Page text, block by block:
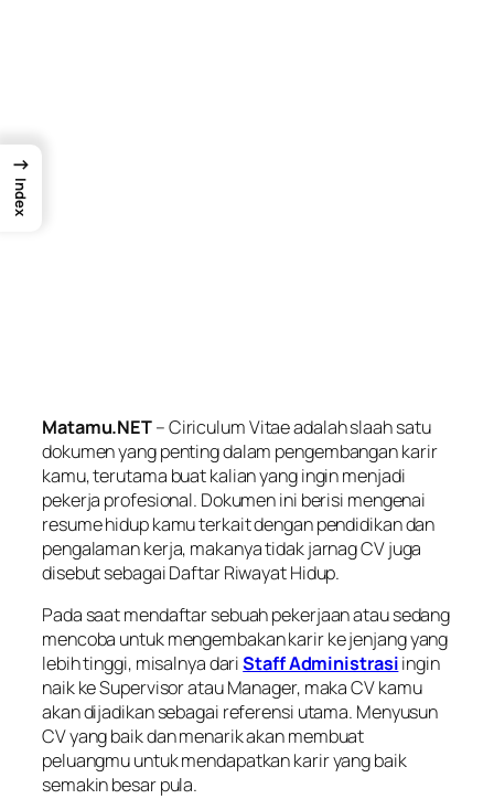
Matamu.NET–Ciriculum Vitaeadalah slaah satu
dokumen yang penting dalam pengembangan karir
kamu, terutama buat kalian yang ingin menjadi
pekerja profesional. Dokumen ini berisi mengenai
resume hidup kamu terkait dengan pendidikan dan
pengalaman kerja, makanya tidak jarnag CV juga
disebut sebagai Daftar Riwayat Hidup.
Pada saat mendaftar sebuah pekerjaan atau sedang
mencoba untuk mengembakan karir ke jenjang yang
lebih tinggi, misalnya dariStaff Administrasiingin
naik ke Supervisor atau Manager, maka CV kamu
akan dijadikan sebagai referensi utama. Menyusun
CV yang baik dan menarik akan membuat
peluangmu untuk mendapatkan karir yang baik
semakin besar pula.
→
Index